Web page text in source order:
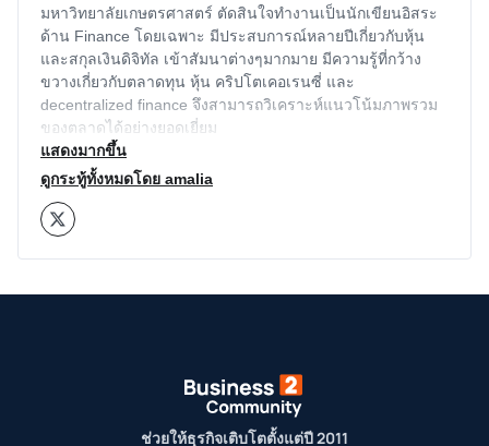
มหาวิทยาลัยเกษตรศาสตร์ ตัดสินใจทำงานเป็นนักเขียนอิสระ
ด้าน Finance โดยเฉพาะ มีประสบการณ์หลายปีเกี่ยวกับหุ้น
และสกุลเงินดิจิทัล เข้าสัมนาต่างๆมากมาย มีความรู้ที่กว้าง
ขวางเกี่ยวกับตลาดทุน หุ้น คริปโตเคอเรนซี่ และ
decentralized finance จึงสามารถวิเคราะห์แนวโน้มภาพรวม
ของตลาดได้อย่างยอดเยี่ยม
แสดงมากขึ้น
ดูกระทู้ทั้งหมดโดย amalia
ช่วยให้ธุรกิจเติบโตตั้งแต่ปี 2011